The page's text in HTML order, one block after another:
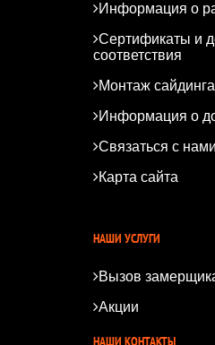
Информация о
Сертификаты и
соответствия
Монтаж сайдинга
Информация о
Связаться с нами
Карта сайта
НАШИ УСЛУГИ
Вызов
Акции
НАШИ КОНТАКТЫ